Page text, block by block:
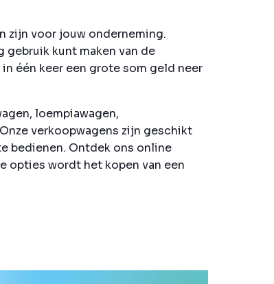
zijn voor jouw onderneming.
gebruik kunt maken van de
één keer een grote som geld neer
loempiawagen,
verkoopwagens zijn geschikt
bedienen. Ontdek ons online
opties wordt het kopen van een